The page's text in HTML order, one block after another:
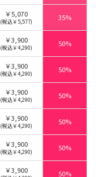
￥5,070
(税込￥5,577) 35%
￥3,900
(税込￥4,290) 50%
￥3,900
(税込￥4,290) 50%
￥3,900
(税込￥4,290) 50%
￥3,900
(税込￥4,290) 50%
￥3,900
(税込￥4,290) 50%
￥3,900 50%